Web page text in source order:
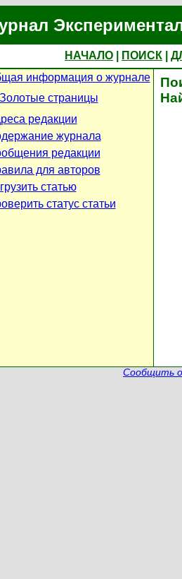
НАЧАЛО ПОИСК
информация о журнале
Золотые страницы
редакции
журнала
редакции
для авторов
статью
статус статьи
Сообщить о